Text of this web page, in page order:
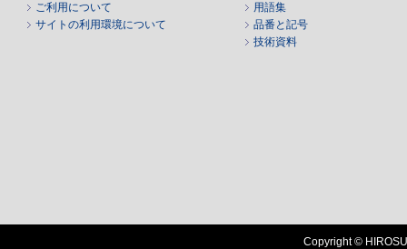
ご利用について
サイトの利用環境について
用語集
品番と記号
技術資料
Copyright ©